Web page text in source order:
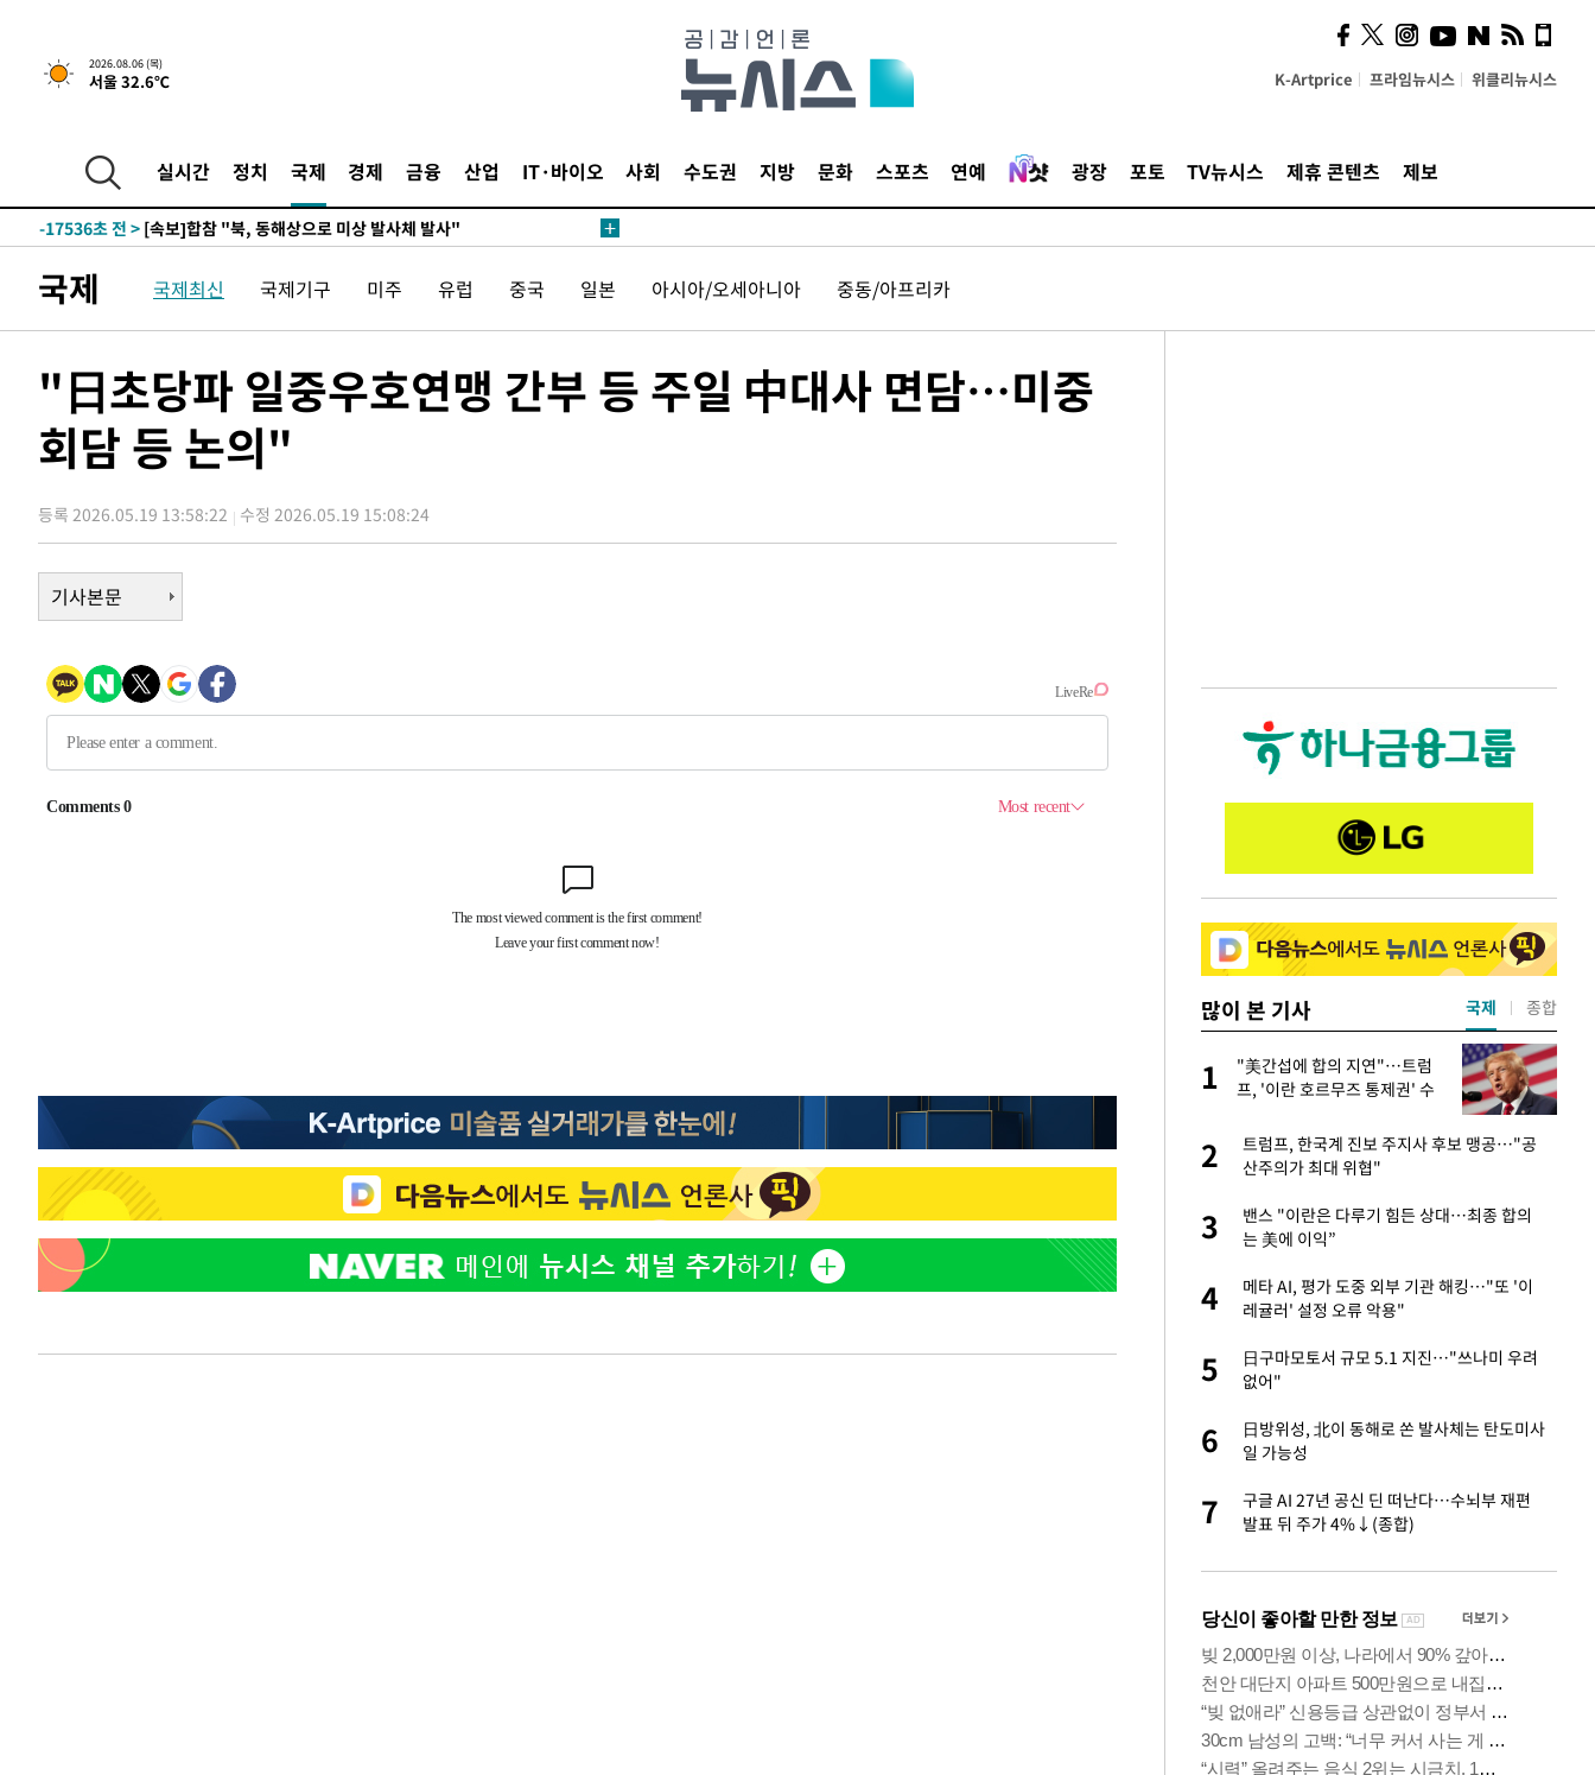
2026.08.06 (목)
서울 32.6℃ K-Artprice 프라임뉴시스 위클리뉴시스
실시간 정치 국제 경제 금융 산업 IT·바이오 사회 수도권 지방 문화 스포츠 연예 광장 포토 TV뉴시스 제휴 콘텐츠 제보
1시간 전 >[속보]경찰, '홍명보 선임 논란' 대한축구협회·축구회관 등 압수수색
-19952초 전 >[속보]합참 "北 발사체는 단거리탄도미사일…감시·경계태세 강
-18130초 전 >
[속보] SKT, 에이닷 서비스 장애 발생…"원인 파악 중"
-17536초 전 >
-16932초 전 > '낮 최고 39도' 불볕더위…한밤 열대야도 계속[내일날씨]
-16553초 전 >
"韓 외환시장 개입 관측 배경엔 美의 대한국 무역적자 있어"
-16380초 전 >'월드컵 탈락 후폭풍' 축구협회…초유의 압수수색에 '충격·당황'
-15782초 전 >[속보]종합특검, 대검 추가 압수수색…내란 중요임무종사 혐의
-11877초 전 >[속보]코스닥, 800p 회복…0.26% 오른 801.67 마감
-11807초 전 >[속보]코스피, 301.88포인트(4.58%) 내린 6296.38 마감
-9271초 전 >"여기 떨어졌다"…다누리, 스페이스X 로켓 달 충돌 흔적 포착
18분 전 >내일까지 39도 '펄펄'…기상청 "태풍 지나며 폭염 잠시 꺾인다"
24분 전 >트럼프, 한국계 진보 주지사 후보 맹공…"공산주의가 최대 위협"
24분 전 >"美간섭에 합의 지연"…트럼프, '이란 호르무즈 통제권' 수용할까
1시간 전 >[속보]산업장관 "李정부, 원전 반대 안해…안정 전력 위해 불가피"
[속보]7~9일 프로야구 3연전도 폭염 취소…11일 재개
-11877초 전 >[속보]코스닥, 800p 회복…0.26% 오른 801.67 마감
-11807초 전 >
[속보]코스피, 301.88포인트(4.58%) 내린 6296.38 마감
-9271초 전 >"여기 떨어졌다"…다누리, 스페이스X 로켓 달 충돌 흔적 포착
-6316초 전 >손흥민, 5경기 연속골 실패…LAFC는 승부차기 끝 과달라하라 격파
18분 전 >내일까지 39도 '펄펄'…기상청 "태풍 지나며 폭염 잠시 꺾인다"
24분 전 >트럼프, 한국계 진보 주지사 후보 맹공…"공산주의가 최대 위협"
1시간 전 >[속보]산업장관 "李정부, 원전 반대 안해…안정 전력 위해 불가피"
국제 국제최신 국제기구 미주 유럽 중국 일본 아시아/오세아니아 중동/아프리카
"日초당파 일중우호연맹 간부 등 주일 中대사 면담…미중
회담 등 논의"
등록 2026.05.19 13:58:22 수정 2026.05.19 15:08:24
기사본문
많이 본 기사
2
황기순 "원정 도박으로 전 재산 잃고 필리핀
도피"
3
이승기 측 "차가원 전세금 미반환은 고도의
사기 수법…엄벌 원해"
4
아이유, 장기하 '별일 없이 산다' 선곡…쿨한
5
허지웅 "우리가 지지했던 인간들이 이 꼴 만
1
"美간섭에 합의 지연"…트럼
프, '이란 호르무즈 통제권' 수
2
트럼프, 한국계 진보 주지사 후보 맹공…"공
산주의가 최대 위협"
3
밴스 "이란은 다루기 힘든 상대…최종 합의
는 美에 이익”
4
메타 AI, 평가 도중 외부 기관 해킹…"또 '이
레귤러' 설정 오류 악용"
5
日구마모토서 규모 5.1 지진…"쓰나미 우려
없어"
6
日방위성, 北이 동해로 쏜 발사체는 탄도미사
일 가능성
7
구글 AI 27년 공신 딘 떠난다…수뇌부 재편
발표 뒤 주가 4%↓(종합)
국제 종합